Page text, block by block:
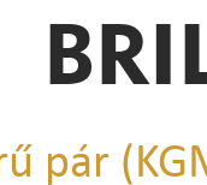
pár